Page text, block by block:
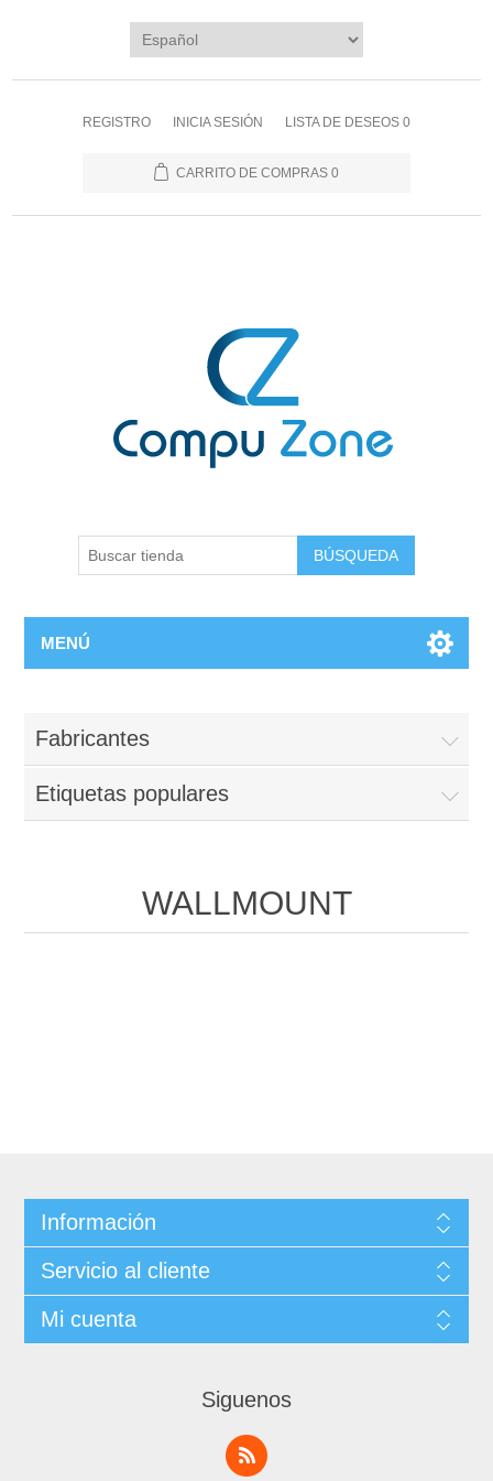
REGISTRO INICIA SESIÓN LISTA DE DESEOS 0
CARRITO DE COMPRAS 0
BÚSQUEDA
MENÚ
Fabricantes
Etiquetas populares
WALLMOUNT
Información
Servicio al cliente
Mi cuenta
Siguenos